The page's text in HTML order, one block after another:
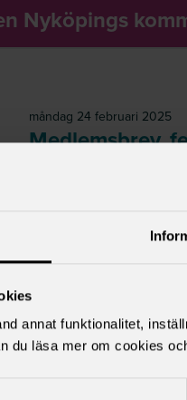
annat funktionalitet,
du läsa mer om cookies
Nyköpings
måndag 24 februari 2025
Medlemsbrev,